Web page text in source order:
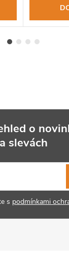
o
a slevách
s podmínkami